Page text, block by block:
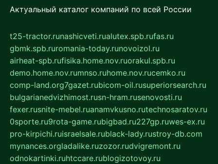
Актуальный каталог компаний по всей России
t25-tractor.runashicveti.rualutex.spb.rufas.ru
gbmk.spb.ruromania-today.runovoizol.ru
airheat-spb.rufisika.home.nov.ruorakul.spb.ru
demo.home.nov.rumnso.ruhome.nov.rucemko.ru
comp-land.org7gazet.rubicom-oil.rusuperiorsearch.ru
bulgarianedvizhimost.rusn-hram.rusenovosti.ru
fexer.rusnite-mebel.ruanamvkusno.rutechnosaratov.ru
0sporte.ru9rota-game.rubigbad.ru227gp.ruwes-ex.ru
pro-kirpichi.ruisraelsale.rublack-lady.rustroy-db.com
mynances.orgladalike.ruzozor.rudvigremont.ru
odnokartinki.ruhtccare.rublogizotovoy.ru